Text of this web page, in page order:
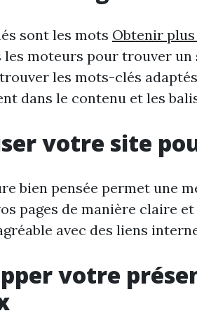
sont les mots Obtenir
les moteurs pour trouver
les mots-clés
dans le contenu et les
votre site
bien pensée permet une
pages de manière claire
avec des liens
votre